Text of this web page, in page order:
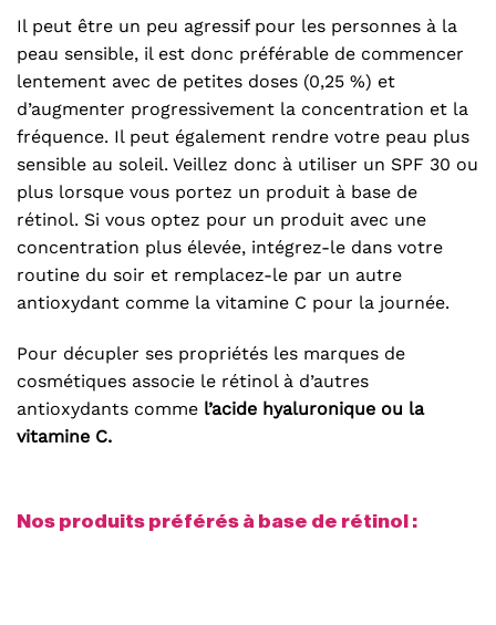
Il peut être un peu agressif pour les personnes à la
peau sensible, il est donc préférable de commencer
lentement avec de petites doses (0,25 %) et
d’augmenter progressivement la concentration et la
fréquence. Il peut également rendre votre peau plus
sensible au soleil. Veillez donc à utiliser un SPF 30 ou
plus lorsque vous portez un produit à base de
rétinol. Si vous optez pour un produit avec une
concentration plus élevée, intégrez-le dans votre
routine du soir et remplacez-le par un autre
antioxydant comme la vitamine C pour la journée.
Pour décupler ses propriétés les marques de
cosmétiques associe le rétinol à d’autres
antioxydants comme l’acide hyaluronique ou la
vitamine C.
Nos produits préférés à base de rétinol :